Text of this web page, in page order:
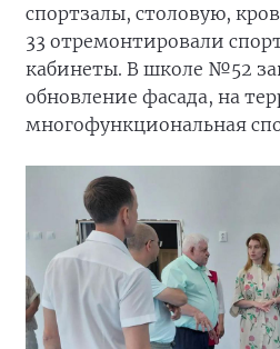
спортзалы, столовую,
33 отремонтировали
кабинеты. В школе №52
обновление фасада, на
многофункциональная